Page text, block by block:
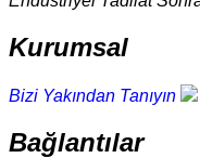
Kurumsal
Bizi Yakından Tanıyın
Bağlantılar